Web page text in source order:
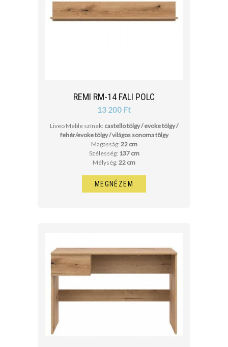
REMI RM-14 FALI POLC
13 200 Ft
Liveo Meble színek: castello tölgy / evoke tölgy /
fehér/evoke tölgy / világos sonoma tölgy
Magasság: 22 cm
Szélesség: 137 cm
Mélység: 22 cm
MEGNÉZEM